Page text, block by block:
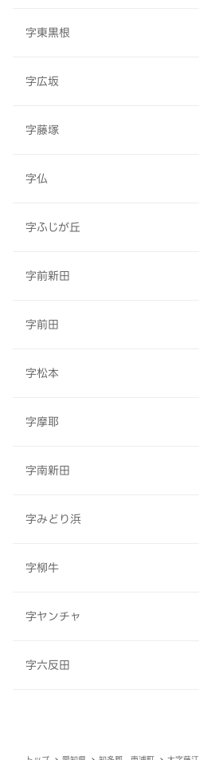
字東黒根
字広坂
字藤塚
字仏
字ふじが丘
字前新田
字前田
字松本
字摩耶
字南新田
字みどり浜
字柳牛
字ヤンチャ
字六反田